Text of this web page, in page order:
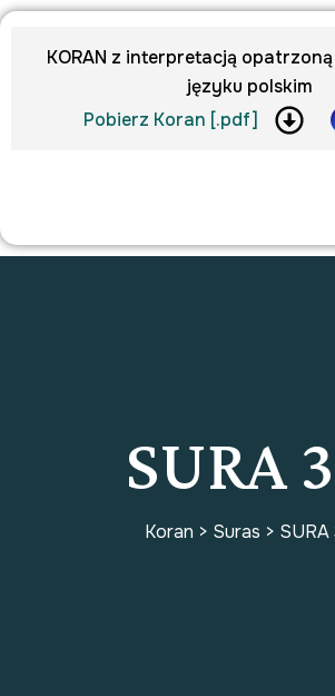
KORAN z interpretacją
języku polskim
Pobierz Koran [.pdf]
SURA
Koran > Suras > SURA